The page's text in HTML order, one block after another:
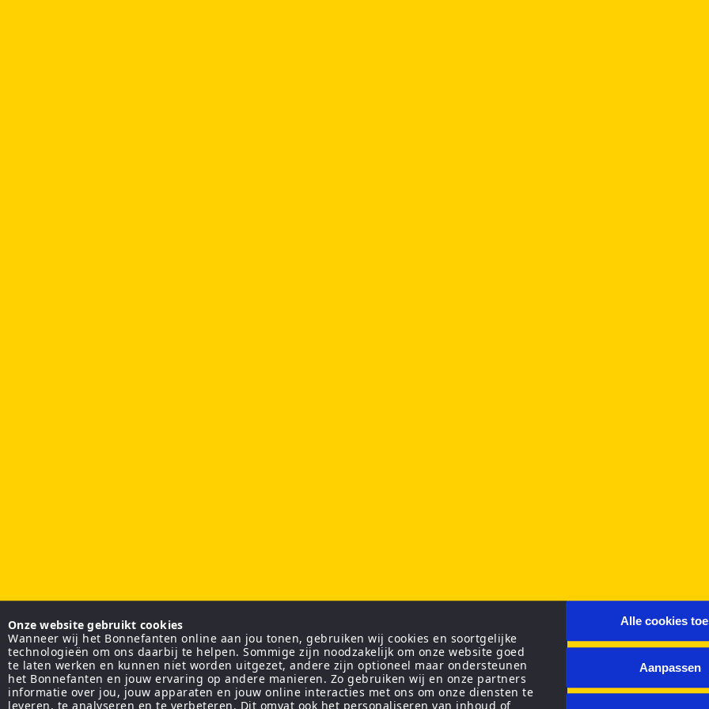
Onze website gebruikt cookies
Wanneer wij het Bonnefanten online aan jou tonen, gebruiken wij cookies en soortgelijke
technologieën om ons daarbij te helpen. Sommige zijn noodzakelijk om onze website goed
te laten werken en kunnen niet worden uitgezet, andere zijn optioneel maar ondersteunen
het Bonnefanten en jouw ervaring op andere manieren. Zo gebruiken wij en onze partners
informatie over jou, jouw apparaten en jouw online interacties met ons om onze diensten te
leveren, te analyseren en te verbeteren. Dit omvat ook het personaliseren van inhoud of
Alle cookies
Aanpassen